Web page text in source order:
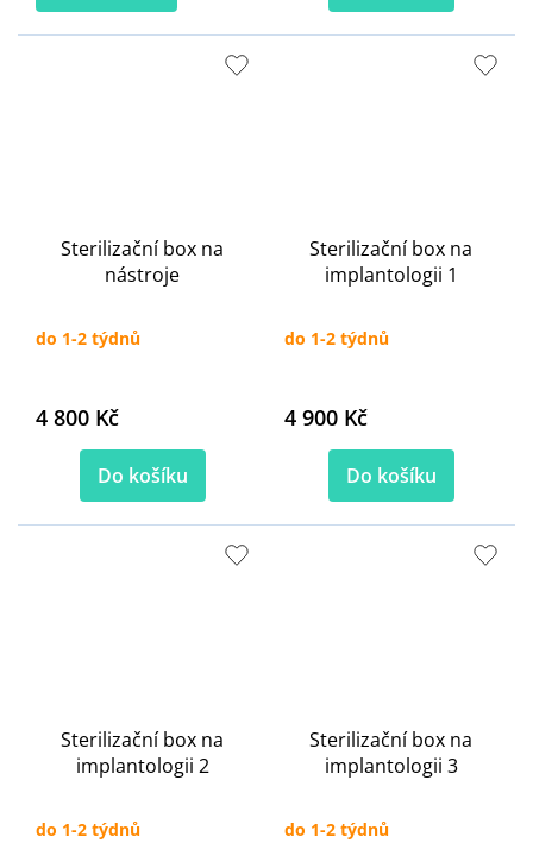
Sterilizační box na
nástroje
do 1-2 týdnů
4 800 Kč
Do košíku
Sterilizační box na
implantologii 1
do 1-2 týdnů
4 900 Kč
Do košíku
Sterilizační box na
implantologii 2
do 1-2 týdnů
Sterilizační box na
implantologii 3
do 1-2 týdnů